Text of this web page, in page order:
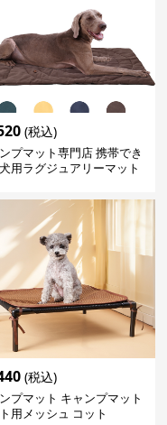
(税込)
プマット専門店 携帯でき
用ラグジュアリーマット
(税込)
プマット キャンプマット
用メッシュ コット